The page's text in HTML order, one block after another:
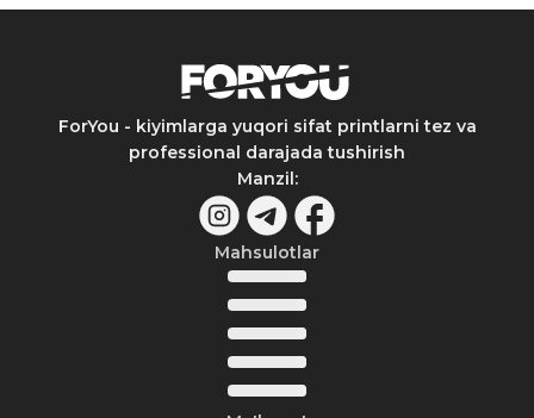
ForYou - kiyimlarga yuqori sifat printlarni tez va
professional darajada tushirish
Manzil:
Mahsulotlar